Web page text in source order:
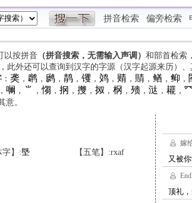
拼音检索 偏旁检索
以按拼音（拼音搜索，无需输入声调） 和部首检索
外还可以查询到汉字的字源（汉字起源来历）
： 䶮 ， 䴙， 䴘， 䴖， 䦆， 䴔， 䞍， 䝼， 䲡 ， 䲟 ，
， 㘎 ， ⺌ ， 㥮 ， 㧏 ， 㩳， 㧐 ， 㭎 ， 㱮， 㳠 ， 䎱 ，
意。
字】:塈 【五笔】:rxaf